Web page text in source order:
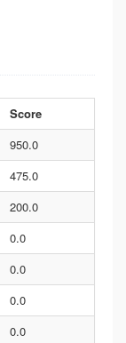
Score
950.0
475.0
200.0
0.0
0.0
0.0
0.0